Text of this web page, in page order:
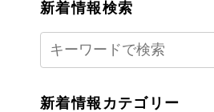
新着情報検索
新着情報カテゴリー